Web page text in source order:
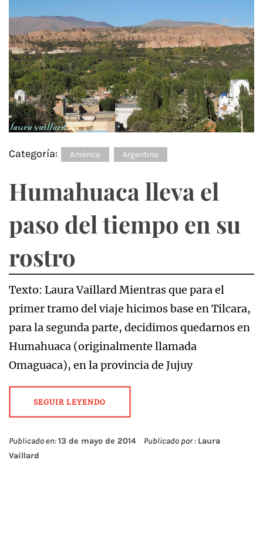
Categoría: América Argentina
Humahuaca lleva el
paso del tiempo en su
rostro
Texto: Laura Vaillard Mientras que para el
primer tramo del viaje hicimos base en Tilcara,
para la segunda parte, decidimos quedarnos en
Humahuaca (originalmente llamada
Omaguaca), en la provincia de Jujuy
SEGUIR LEYENDO
Publicado en:13 de mayo de 2014 Publicado por : Laura
Vaillard